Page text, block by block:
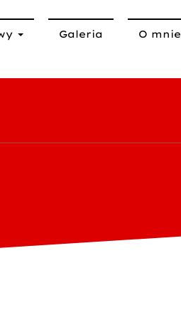
Galeria O mnie